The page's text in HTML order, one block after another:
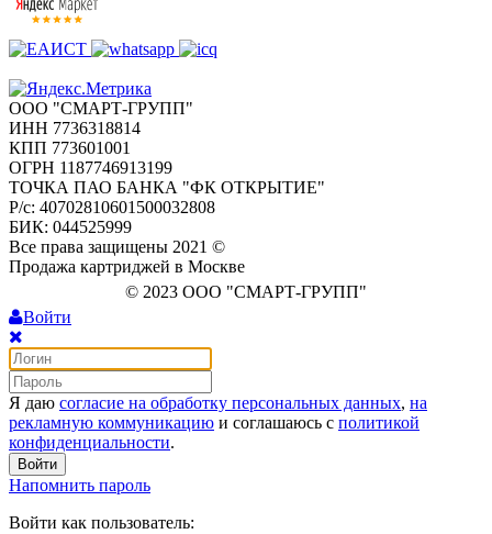
ООО "СМАРТ-ГРУПП"
ИНН 7736318814
КПП 773601001
ОГРН 1187746913199
ТОЧКА ПАО БАНКА "ФК ОТКРЫТИЕ"
Р/с: 40702810601500032808
БИК: 044525999
Все права защищены 2021 ©
Продажа картриджей в Москве
© 2023 ООО "СМАРТ-ГРУПП"
Войти
Я даю согласие на обработку персональных данных, на
рекламную коммуникацию и соглашаюсь с политикой
конфиденциальности.
Войти
Напомнить пароль
Войти как пользователь: